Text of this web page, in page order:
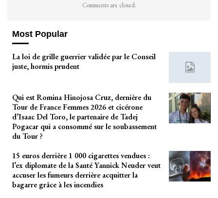
Comments are closed.
Most Popular
La loi de grille guerrier validée par le Conseil
juste, hormis prudent
Qui est Romina Hinojosa Cruz, dernière du
Tour de France Femmes 2026 et cicérone
d’Isaac Del Toro, le partenaire de Tadej
Pogacar qui a consommé sur le soubassement
du Tour ?
15 euros derrière 1 000 cigarettes vendues :
l’ex diplomate de la Santé Yannick Neuder veut
accuser les fumeurs derrière acquitter la
bagarre grâce à les incendies